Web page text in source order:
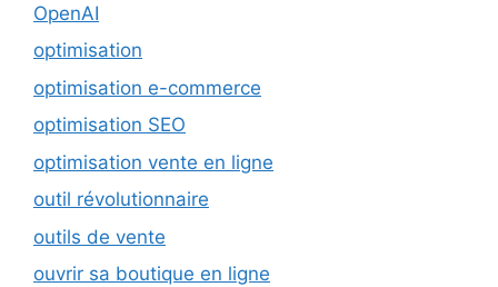
OpenAI
optimisation
optimisation e-commerce
optimisation SEO
optimisation vente en ligne
outil révolutionnaire
outils de vente
ouvrir sa boutique en ligne